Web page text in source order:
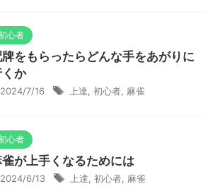
心者
をもらったらどんな手をあがりに
か
2024/7/16 上達 初心者 麻雀
心者
雀が上手くなるためには
2024/6/13 上達 初心者 麻雀